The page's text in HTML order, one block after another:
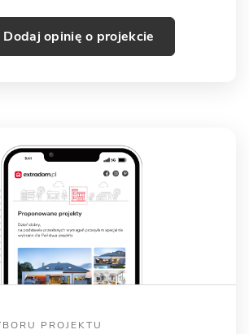
Dodaj opinię o projekcie
PROJEKTU